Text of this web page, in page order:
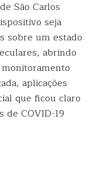
São Carlos
seja
sobre um estado
abrindo
aplicações
que ficou claro
de COVID-19